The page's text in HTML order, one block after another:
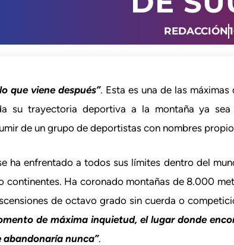
REDACCIÓN
que viene después”. Esta es una de las máximas
su trayectoria deportiva a la montaña ya
de un grupo de deportistas con nombres
ha enfrentado a todos sus límites dentro del
continentes. Ha coronado montañas de 8.000
de octavo grado sin cuerda o
de máxima inquietud, el lugar donde
abandonaría nunca”.